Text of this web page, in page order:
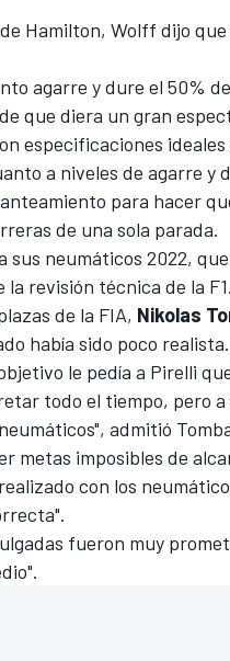
Hamilton, Wolff dijo
agarre y dure el 50%
que diera un gran
especificaciones
a niveles de agarre y
para hacer
de una sola parada.
neumáticos 2022,
la revisión técnica de la F1.
de la FIA, Nikolas
había sido poco realista.
le pedía a Pirelli
todo el tiempo, pero
admitió
metas imposibles de
con los
fueron muy